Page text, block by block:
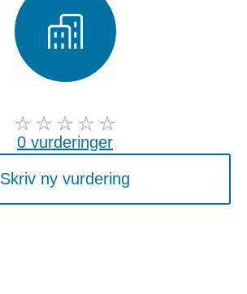
0 vurderinger
Skriv ny vurdering